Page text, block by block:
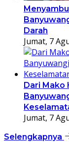
Darah
Jumat, 7
Dari Mako
Jumat, 7
Selengkapnya